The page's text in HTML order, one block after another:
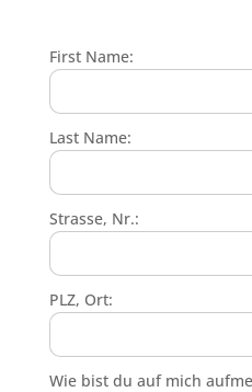
First Name:
Last Name:
Strasse, Nr.:
PLZ, Ort:
Wie bist du auf mich